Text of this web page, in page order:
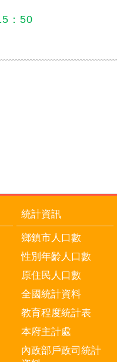
： 50
統計資訊
鄉鎮市人口數
性別年齡人口數
原住民人口數
全國統計資料
教育程度統計表
本府主計處
內政部戶政司統計